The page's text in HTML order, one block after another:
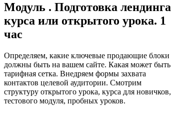
Модуль . Подготовка лендинга
курса или открытого урока. 1
час
Определяем, какие ключевые продающие блоки
должны быть на вашем сайте. Какая может быть
тарифная сетка. Внедряем формы захвата
контактов целевой аудитории. Смотрим
структуру открытого урока, курса для новичков,
тестового модуля, пробных уроков.